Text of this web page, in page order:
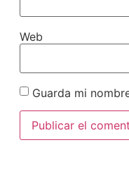
Web
Guarda mi